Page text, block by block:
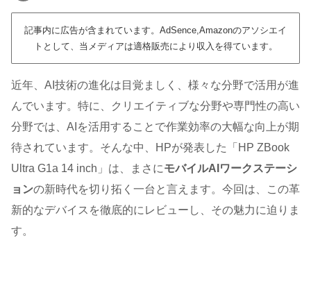
記事内に広告が含まれています。AdSence,Amazonのアソシエイ
トとして、当メディアは適格販売により収入を得ています。
近年、AI技術の進化は目覚ましく、様々な分野で活用が進
んでいます。特に、クリエイティブな分野や専門性の高い
分野では、AIを活用することで作業効率の大幅な向上が期
待されています。そんな中、HPが発表した「HP ZBook
Ultra G1a 14 inch」は、まさにモバイルAIワークステーシ
ョンの新時代を切り拓く一台と言えます。今回は、この革
新的なデバイスを徹底的にレビューし、その魅力に迫りま
す。